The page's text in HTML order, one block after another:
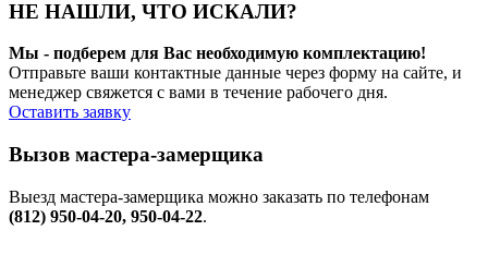
НЕ НАШЛИ, ЧТО ИСКАЛИ?
Мы - подберем для Вас необходимую комплектацию!
Отправьте ваши контактные данные через форму на сайте, и
менеджер свяжется с вами в течение рабочего дня.
Оставить заявку
Вызов мастера-замерщика
Выезд мастера-замерщика можно заказать по телефонам
(812) 950-04-20, 950-04-22.